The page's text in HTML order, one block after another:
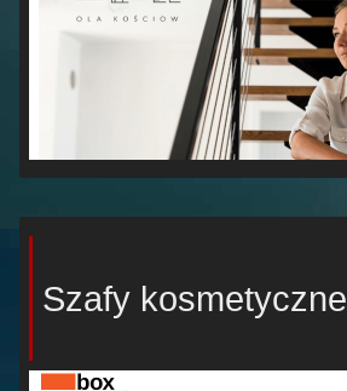
Szafy kosmetyczne